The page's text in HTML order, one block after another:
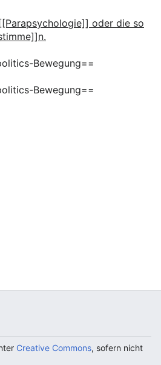
oder die so
Bewegung==
Bewegung==
Creative Commons, sofern nicht